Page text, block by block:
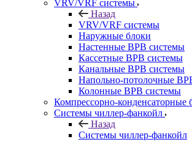
VRV/VRF системы
Назад
VRV/VRF системы
Наружные блоки
Настенные ВРВ системы
Кассетные ВРВ системы
Канальные ВРВ системы
Напольно-потолочные
Колонные ВРВ системы
Компрессорно-конденсаторные
Системы чиллер-фанкойл
Назад
Системы чиллер-фанкойл